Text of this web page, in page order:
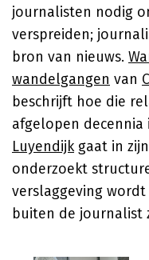
journalisten nodig
verspreiden;
bron van nieuws.
wandelgangen van
beschrijft hoe die
afgelopen decennia
Luyendijkgaat in
onderzoekt
verslaggeving
buiten de journalist